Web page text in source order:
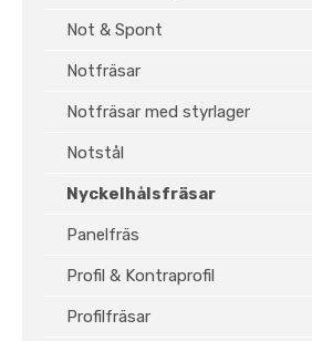
Not & Spont
Notfräsar
Notfräsar med styrlager
Notstål
Nyckelhålsfräsar
Panelfräs
Profil & Kontraprofil
Profilfräsar